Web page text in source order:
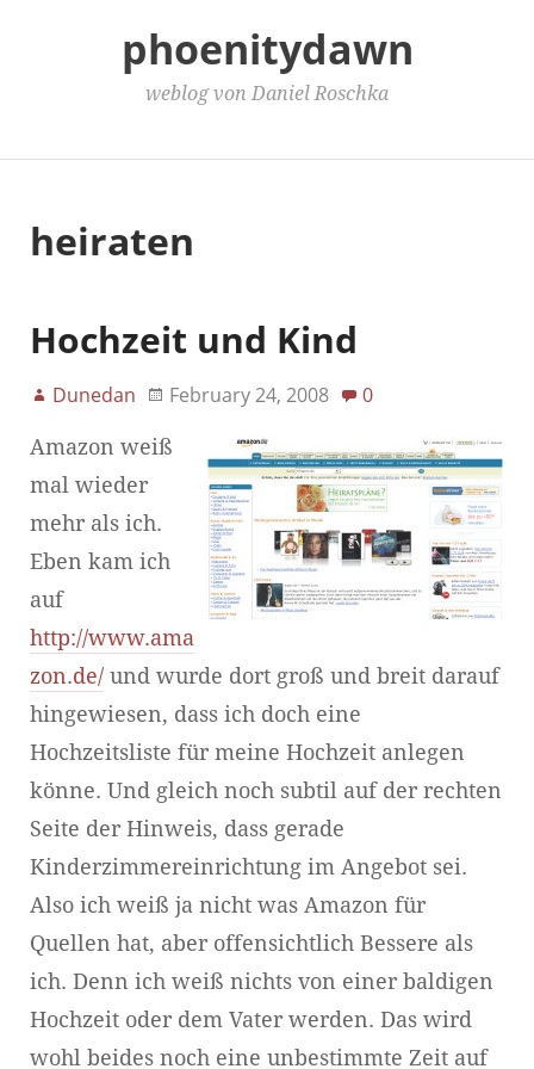
phoenitydawn
weblog von Daniel Roschka
heiraten
Hochzeit und Kind
Dunedan February 24, 2008 0
Amazon weiß
mal wieder
mehr als ich.
Eben kam ich
auf
http://www.ama
zon.de/ und wurde dort groß und breit darauf
hingewiesen, dass ich doch eine
Hochzeitsliste für meine Hochzeit anlegen
könne. Und gleich noch subtil auf der rechten
Seite der Hinweis, dass gerade
Kinderzimmereinrichtung im Angebot sei.
Also ich weiß ja nicht was Amazon für
Quellen hat, aber offensichtlich Bessere als
ich. Denn ich weiß nichts von einer baldigen
Hochzeit oder dem Vater werden. Das wird
wohl beides noch eine unbestimmte Zeit auf